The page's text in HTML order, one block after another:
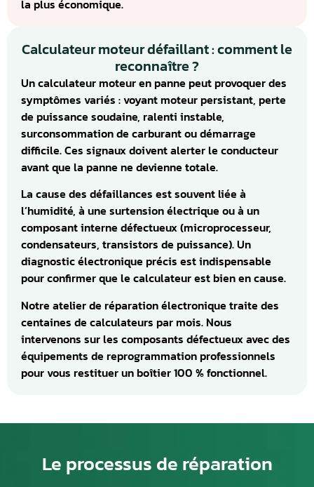
la plus économique.
Calculateur moteur défaillant : comment le
reconnaître ?
Un calculateur moteur en panne peut provoquer des
symptômes variés : voyant moteur persistant, perte
de puissance soudaine, ralenti instable,
surconsommation de carburant ou démarrage
difficile. Ces signaux doivent alerter le conducteur
avant que la panne ne devienne totale.
La cause des défaillances est souvent liée à
l’humidité, à une surtension électrique ou à un
composant interne défectueux (microprocesseur,
condensateurs, transistors de puissance). Un
diagnostic électronique précis est indispensable
pour confirmer que le calculateur est bien en cause.
Notre atelier de réparation électronique traite des
centaines de calculateurs par mois. Nous
intervenons sur les composants défectueux avec des
équipements de reprogrammation professionnels
pour vous restituer un boîtier 100 % fonctionnel.
Le processus de réparation